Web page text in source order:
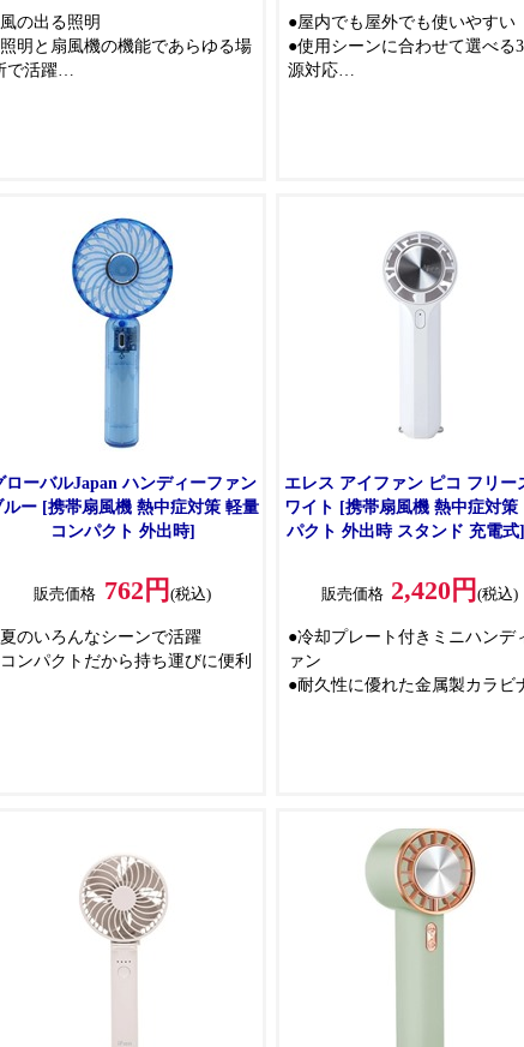
の出る照明
明と扇風機の機能であらゆる場
で活躍
●屋内でも屋外でも使いやすい
●使用シーンに合わせて選べる
源対応
●欲しい場所へ風を届ける角度
ローバルJapan ハンディーファン
ルー [携帯扇風機 熱中症対策 軽量
コンパクト 外出時]
販売価格 762円 (税込)
のいろんなシーンで活躍
ンパクトだから持ち運びに便利
エレス アイファン ピコ フリー
ワイト [携帯扇風機 熱中症対策
パクト 外出時 スタンド 充電
販売価格 2,420円(税込)
●冷却プレート付きミニハンデ
ァン
●耐久性に優れた金属製カラビ
を体験できます